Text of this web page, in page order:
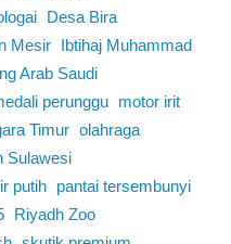
Desa Bira
Mesir
Ibtihaj Muhammad
Arab Saudi
perunggu
motor irit
Timur olahraga
Sulawesi
putih
pantai tersembunyi
Riyadh Zoo